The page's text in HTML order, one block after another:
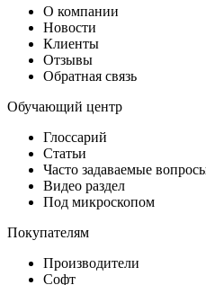
О компании
Новости
Клиенты
Отзывы
Обратная связь
Обучающий центр
Глоссарий
Статьи
Часто задаваемые
Видео раздел
Под микроскопом
Покупателям
Производители
Софт